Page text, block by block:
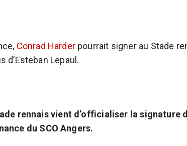
Conrad Harderpourrait signer au Stade
d’Esteban Lepaul.
rennais vient d’officialiser la signature
du SCO Angers.